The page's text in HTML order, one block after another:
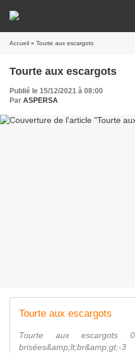
Accueil » Tourte aux escargots
Tourte aux escargots
Publié le 15/12/2021 à 08:00
Par ASPERSA
Tourte aux escargots
Tourte aux escargots